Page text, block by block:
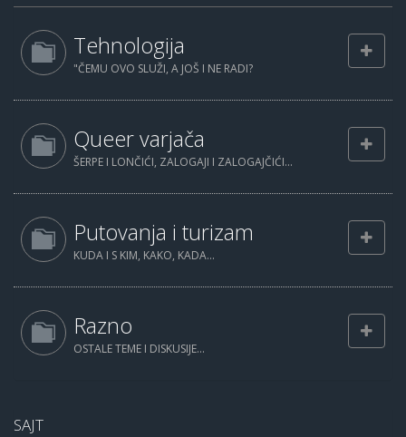
Tehnologija
"ČEMU OVO SLUŽI, A JOŠ I NE RADI?
Queer varjača
ŠERPE I LONČIĆI, ZALOGAJI I ZALOGAJČIĆI...
Putovanja i turizam
KUDA I S KIM, KAKO, KADA...
Razno
OSTALE TEME I DISKUSIJE...
SAJT